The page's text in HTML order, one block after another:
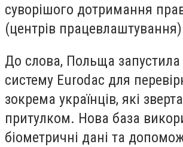
суворішого дотримання
(центрів
До слова, Польща
систему Eurodac для
зокрема українців, які
притулком. Нова база
біометричні дані та